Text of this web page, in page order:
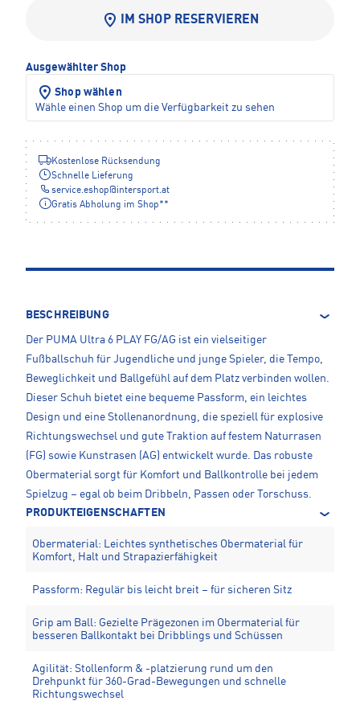
IM SHOP RESERVIEREN
Ausgewählter Shop
Shop wählen
Wähle einen Shop um die Verfügbarkeit zu sehen
Kostenlose Rücksendung
Schnelle Lieferung
service.eshop@intersport.at
Gratis Abholung im Shop**
BESCHREIBUNG
Der PUMA Ultra 6 PLAY FG/AG ist ein vielseitiger
Fußballschuh für Jugendliche und junge Spieler, die Tempo,
Beweglichkeit und Ballgefühl auf dem Platz verbinden wollen.
Dieser Schuh bietet eine bequeme Passform, ein leichtes
Design und eine Stollenanordnung, die speziell für explosive
Richtungswechsel und gute Traktion auf festem Naturrasen
(FG) sowie Kunstrasen (AG) entwickelt wurde. Das robuste
Obermaterial sorgt für Komfort und Ballkontrolle bei jedem
Spielzug – egal ob beim Dribbeln, Passen oder Torschuss.
PRODUKTEIGENSCHAFTEN
Obermaterial: Leichtes synthetisches Obermaterial für
Komfort, Halt und Strapazierfähigkeit
Passform: Regulär bis leicht breit – für sicheren Sitz
Grip am Ball: Gezielte Prägezonen im Obermaterial für
besseren Ballkontakt bei Dribblings und Schüssen
Agilität: Stollenform & -platzierung rund um den
Drehpunkt für 360-Grad-Bewegungen und schnelle
Richtungswechsel